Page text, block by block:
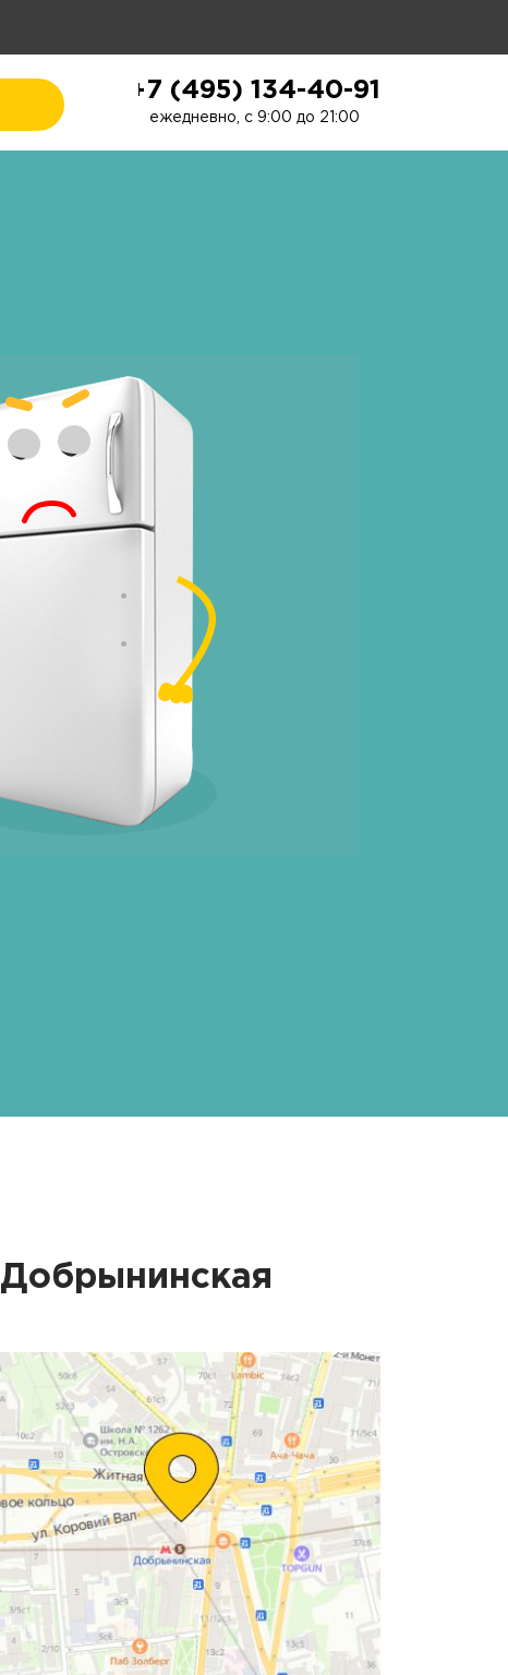
+7 (495) 134-40-91
ежедневно, с 9:00 до 21:00
Добрынинская